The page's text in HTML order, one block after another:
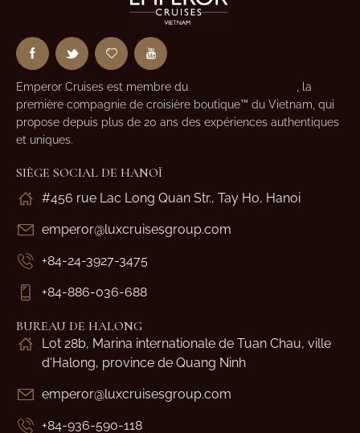
Emperor Cruises est membre du
, la
première compagnie de croisière boutique™ du Vietnam, qui
propose depuis plus de 20 ans des expériences authentiques
et uniques.
SIÈGE SOCIAL DE HANOÏ
#456 rue Lac Long Quan Str., Tay Ho, Hanoi
emperor@luxcruisesgroup.com
+84-24-3927-3475
+84-886-036-688
BUREAU DE HALONG
Lot 28b, Marina internationale de Tuan Chau, ville
d'Halong, province de Quang Ninh
emperor@luxcruisesgroup.com
+84-936-590-118